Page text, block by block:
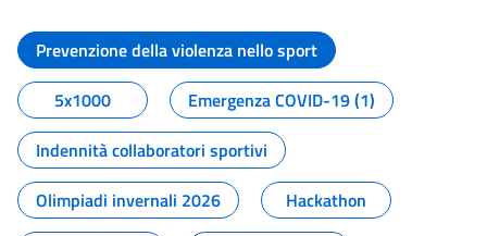
Tutti i contenuti della pagina
Prevenzione della violenza nello sport
5x1000
Emergenza COVID-19 (1)
Indennità collaboratori sportivi
Olimpiadi invernali 2026
Hackathon